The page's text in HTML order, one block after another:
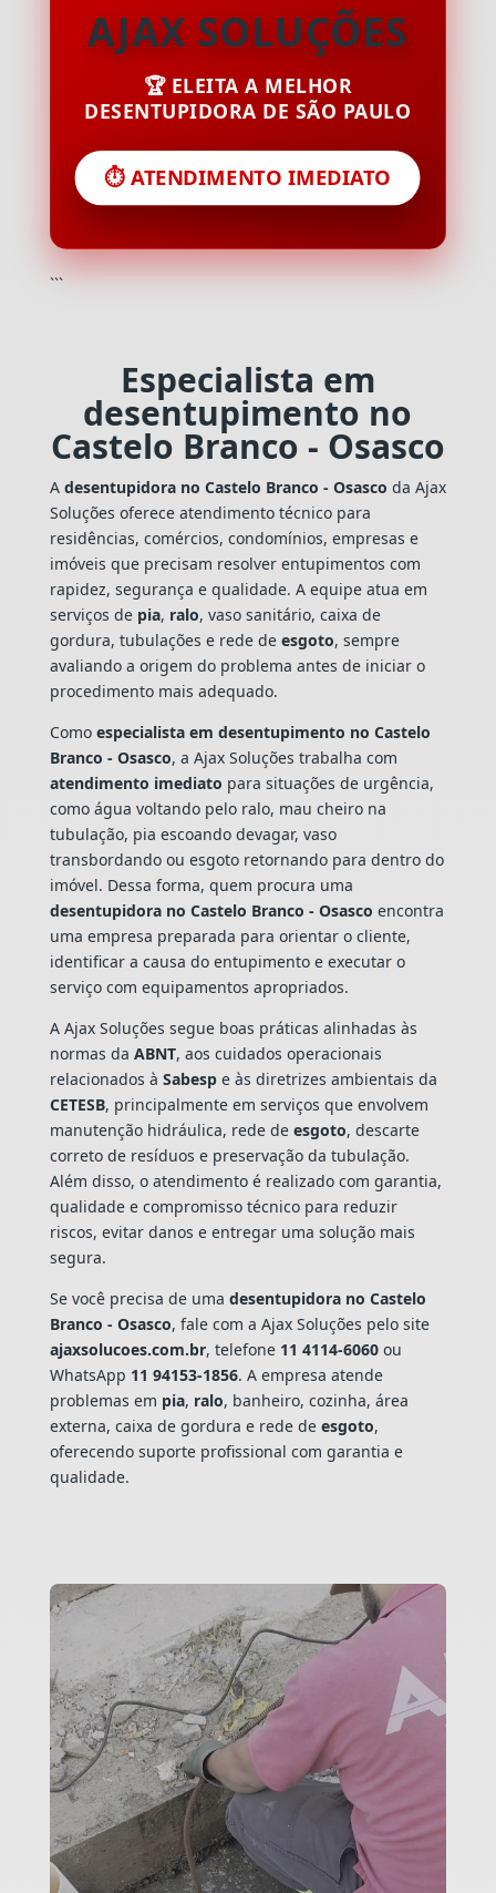
AJAX SOLUÇÕES
🏆 ELEITA A MELHOR
DESENTUPIDORA DE SÃO PAULO
⏱️ ATENDIMENTO IMEDIATO
```
Especialista em
desentupimento no
Castelo Branco - Osasco
A desentupidora no Castelo Branco - Osasco da Ajax
Soluções oferece atendimento técnico para
residências, comércios, condomínios, empresas e
imóveis que precisam resolver entupimentos com
rapidez, segurança e qualidade. A equipe atua em
serviços de pia, ralo, vaso sanitário, caixa de
gordura, tubulações e rede de esgoto, sempre
avaliando a origem do problema antes de iniciar o
procedimento mais adequado.
Como especialista em desentupimento no Castelo
Branco - Osasco, a Ajax Soluções trabalha com
atendimento imediato para situações de urgência,
como água voltando pelo ralo, mau cheiro na
tubulação, pia escoando devagar, vaso
transbordando ou esgoto retornando para dentro do
imóvel. Dessa forma, quem procura uma
desentupidora no Castelo Branco - Osasco encontra
uma empresa preparada para orientar o cliente,
identificar a causa do entupimento e executar o
serviço com equipamentos apropriados.
A Ajax Soluções segue boas práticas alinhadas às
normas da ABNT, aos cuidados operacionais
relacionados à Sabespe às diretrizes ambientais da
CETESB, principalmente em serviços que envolvem
manutenção hidráulica, rede de esgoto, descarte
correto de resíduos e preservação da tubulação.
Além disso, o atendimento é realizado com garantia,
qualidade e compromisso técnico para reduzir
riscos, evitar danos e entregar uma solução mais
segura.
Se você precisa de uma desentupidora no Castelo
Branco - Osasco, fale com a Ajax Soluções pelo site
ajaxsolucoes.com.br, telefone 11 4114-6060ou
WhatsApp 11 94153-1856. A empresa atende
problemas em pia, ralo, banheiro, cozinha, área
externa, caixa de gordura e rede de esgoto,
oferecendo suporte profissional com garantia e
qualidade.